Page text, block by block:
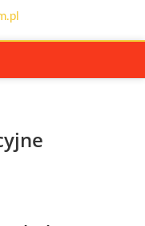
O URODZIE I ZDROWIU